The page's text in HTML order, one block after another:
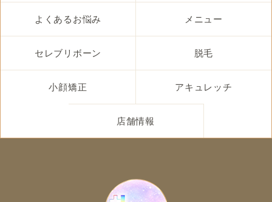
よくあるお悩み メニュー
セレブリボーン 脱毛
小顔矯正 アキュレッチ
店舗情報